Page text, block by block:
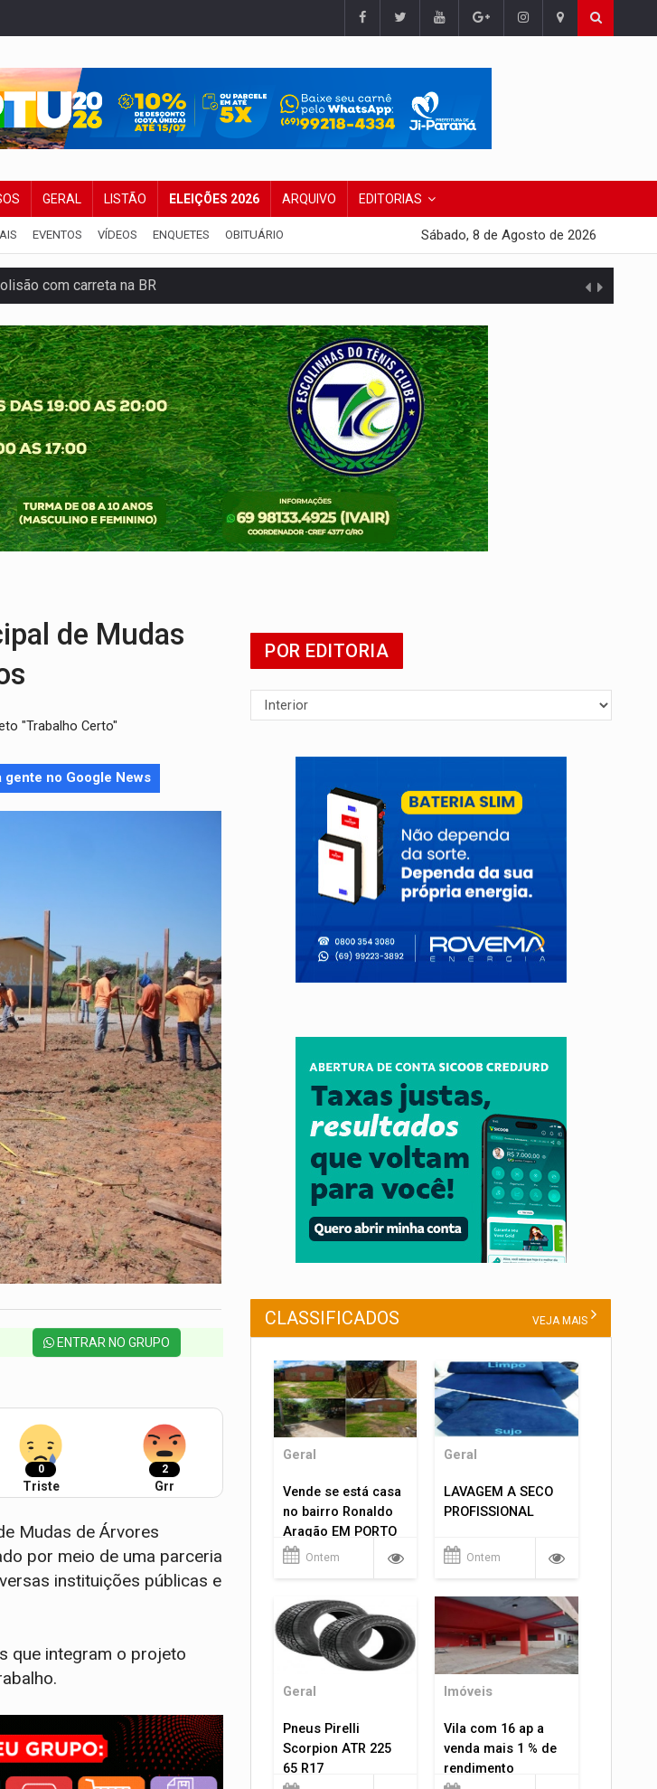
GERAL LISTÃO ELEIÇÕES 2026 ARQUIVO EDITORIAS
EVENTOS VÍDEOS ENQUETES OBITUÁRIO Sábado, 8 de Agosto de 2026
com carreta na BR
drogas em boca de fumo
voltadas a PCD's
antiaéreo
cinema amazônico a estudantes na escola
tempo firme
bairro Nova Esperança
de Mudas
"Trabalho Certo"
gente no Google News
ENTRAR NO GRUPO
0
Triste
2
Grr
Mudas de Árvores
por meio de uma parceria
instituições públicas e
que integram o projeto
POR EDITORIA
CLASSIFICADOS VEJA MAIS
Geral
Vende se está casa
no bairro Ronaldo
Aragão EM PORTO
VELHO RO.
Ontem
Geral
LAVAGEM A SECO
PROFISSIONAL
Ontem
Geral
Pneus Pirelli
Scorpion ATR 225
65 R17
Imóveis
Vila com 16 ap a
venda mais 1 % de
rendimento